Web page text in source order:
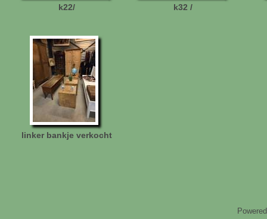
k22/ k32 /
linker bankje verkocht